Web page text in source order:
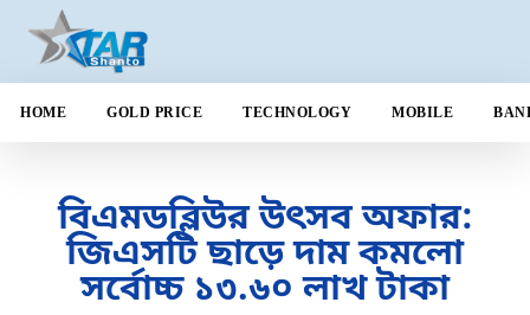
HOME GOLD PRICE TECHNOLOGY MOBILE
বিএমডব্লিউর উৎসব অফার:
জিএসটি ছাড়ে দাম কমলো
সর্বোচ্চ ১৩.৬০ লাখ টাকা